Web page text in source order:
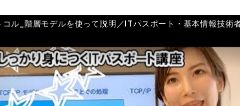
コル_階層モデルを使って説明／ITパスポート・基本情報技術